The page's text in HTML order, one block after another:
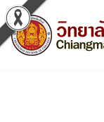
Skip
to
content